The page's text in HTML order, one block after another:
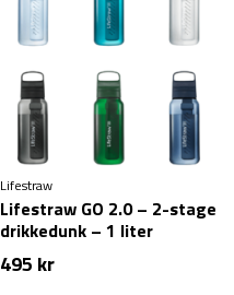
Lifestraw
Lifestraw GO 2.0 – 2-stage
drikkedunk – 1 liter
495 kr